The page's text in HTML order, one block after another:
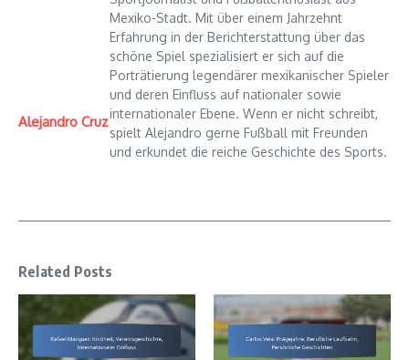
Alejandro Cruz
Mexiko-Stadt. Mit über einem Jahrzehnt
Erfahrung in der Berichterstattung über das
schöne Spiel spezialisiert er sich auf die
Porträtierung legendärer mexikanischer Spieler
und deren Einfluss auf nationaler sowie
internationaler Ebene. Wenn er nicht schreibt,
spielt Alejandro gerne Fußball mit Freunden
und erkundet die reiche Geschichte des Sports.
Related Posts